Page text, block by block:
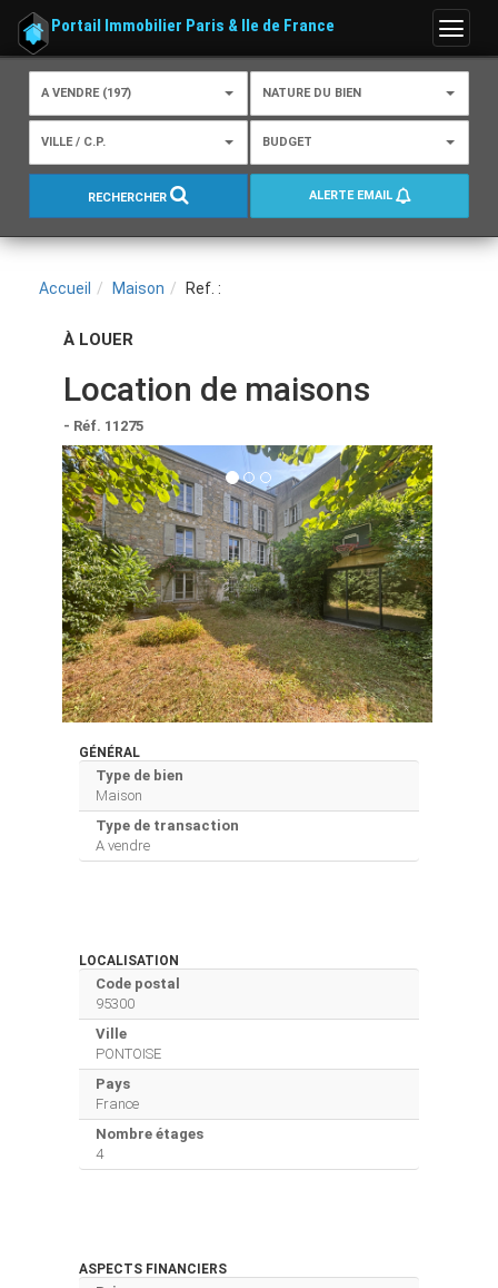
Menu
Portail Immobilier Paris & Ile de France
A VENDRE (197) NATURE DU BIEN
VILLE / C.P. BUDGET
RECHERCHER ALERTE EMAIL
Accueil Maison Ref. :
À LOUER
Location de maisons
- Réf. 11275
GÉNÉRAL
Type de bien
Maison
Type de transaction
A vendre
LOCALISATION
Code postal
95300
Ville
PONTOISE
Pays
France
Nombre étages
4
ASPECTS FINANCIERS